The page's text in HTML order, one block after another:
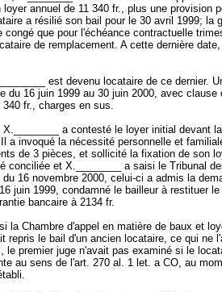
loyer annuel de 11 340 fr., plus une provision
a résilié son bail pour le 30 avril 1999; la
congé que pour l'échéance contractuelle
de remplacement. A cette dernière
est devenu locataire de ce dernier.
du 16 juin 1999 au 30 juin 2000, avec
fr., charges en sus.
X.________ a contesté le loyer initial devant
a invoqué la nécessité personnelle et
de 3 pièces, et sollicité la fixation de son
conciliée et X.________ a saisi le Tribunal
du 16 novembre 2000, celui-ci a admis la
juin 1999, condamné le bailleur à restituer
bancaire à 2134 fr.
la Chambre d'appel en matière de baux et
repris le bail d'un ancien locataire, ce qui ne
le premier juge n'avait pas examiné si le
au sens de l'art. 270 al. 1 let. a CO, au